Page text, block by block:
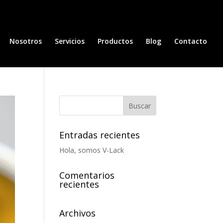
Nosotros Servicios Productos Blog Contacto
Entradas recientes
Hola, somos V-Lack
Comentarios
recientes
Archivos